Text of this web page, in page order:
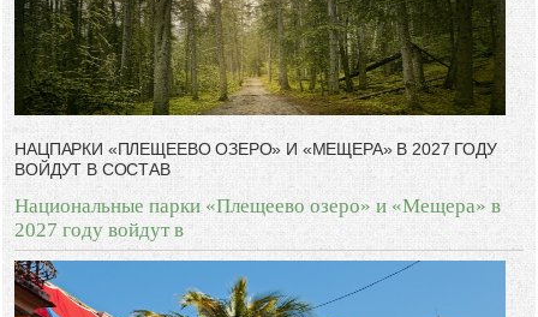
НАЦПАРКИ «ПЛЕЩЕЕВО ОЗЕРО» И «МЕЩЕРА» В 2027 ГОДУ
ВОЙДУТ В СОСТАВ
Национальные парки «Плещеево озеро» и «Мещера» в
2027 году войдут в